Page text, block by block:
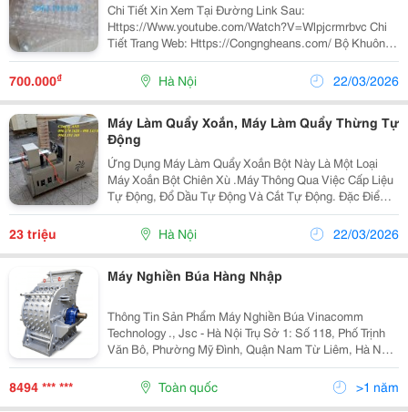
Chi Tiết Xin Xem Tại Đường Link Sau:
Https://Www.youtube.com/Watch?V=Wlpjcrmrbvc Chi
Tiết Trang Web: Https://Congngheans.com/ Bộ Khuôn
Viên Nang Con Nhộng Có 3 Loại: Khuôn 100 Viên,
Khuôn 200V Và Khuôn 400 Viên, Chất Liệu Khuôn Bằng
Nhựa Hoặc...
700.000₫ Hà Nội 22/03/2026
Máy Làm Quẩy Xoắn, Máy Làm Quẩy Thừng Tự
Động
Ứng Dụng Máy Làm Quẩy Xoắn Bột Này Là Một Loại
Máy Xoắn Bột Chiên Xù .Máy Thông Qua Việc Cấp Liệu
Tự Động, Đổ Dầu Tự Động Và Cắt Tự Động. Đặc Điểm
Nhiệt Độ Thấp, Tiêu Thụ Điện Năng Thấp, Tiếng Ồn
Thấp, Vv, Sản Phẩm Cuối Cùng Sắc Nét Và Đẹp, Có
23 triệu Hà Nội 22/03/2026
Máy Nghiền Búa Hàng Nhập
Thông Tin Sản Phẩm Máy Nghiền Búa Vinacomm
Technology ., Jsc - Hà Nội Trụ Sở 1: Số 118, Phố Trịnh
Văn Bô, Phường Mỹ Đình, Quận Nam Từ Liêm, Hà Nội.
- Email: Contact@Vinacomm.vn - Hotline: 0986 375 528
- 0902 226 359 Trụ Sở 2: Số 28,...
8494 *** *** Toàn quốc >1 năm